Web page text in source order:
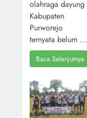
olahraga dayung
Kabupaten
Purworejo
ternyata belum ...
Baca Selanjutnya